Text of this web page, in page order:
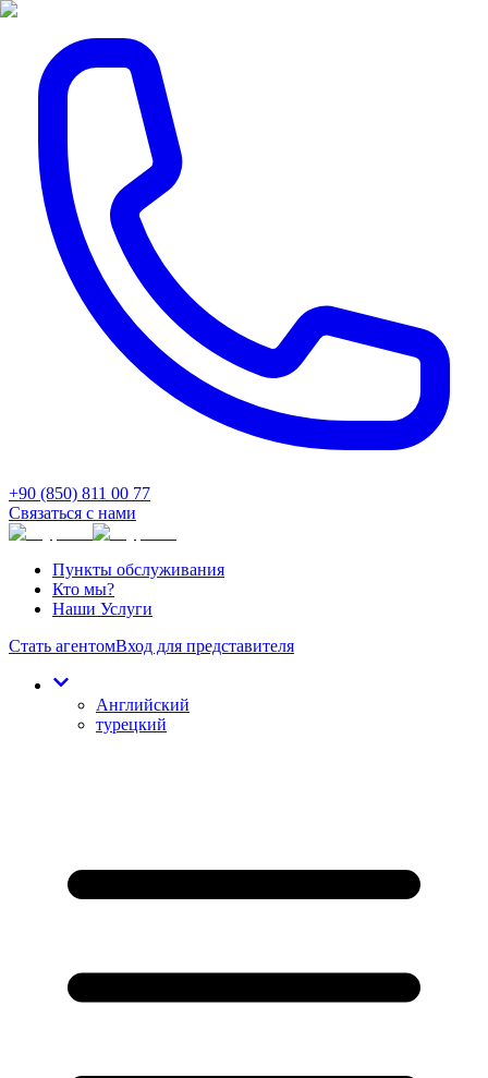
+90 (850) 811 00 77
Связаться с нами
Пункты обслуживания
Кто мы?
Наши Услуги
Стать агентомВход для представителя
Английский
турецкий